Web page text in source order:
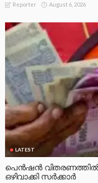
Reporter August 6, 2026
LATEST
പെൻഷൻ
ഒഴിവാക്കി സർക്കാർ